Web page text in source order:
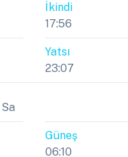
İkindi
17:56
Yatsı
23:07
Güneş
06:10